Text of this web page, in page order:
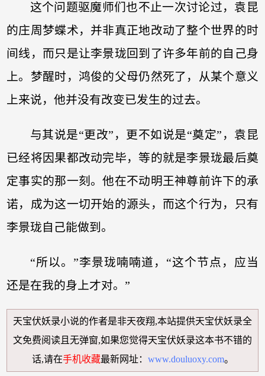
这个问题驱魔师们也不止一次讨论过，袁昆
的庄周梦蝶术，并非真正地改动了整个世界的时
间线，而只是让李景珑回到了许多年前的自己身
上。梦醒时，鸿俊的父母仍然死了，从某个意义
上来说，他并没有改变已发生的过去。
与其说是“更改”，更不如说是“奠定”，袁昆
已经将因果都改动完毕，等的就是李景珑最后奠
定事实的那一刻。他在不动明王神尊前许下的承
诺，成为这一切开始的源头，而这个行为，只有
李景珑自己能做到。
“所以。”李景珑喃喃道，“这个节点，应当
还是在我的身上才对。”
天宝伏妖录小说的作者是非天夜翔,本站提供天宝伏妖录全
文免费阅读 且无弹窗,如果您觉得天宝伏妖录这本书不错的
话,请在手机收藏最新网址： www.douluoxy.com。